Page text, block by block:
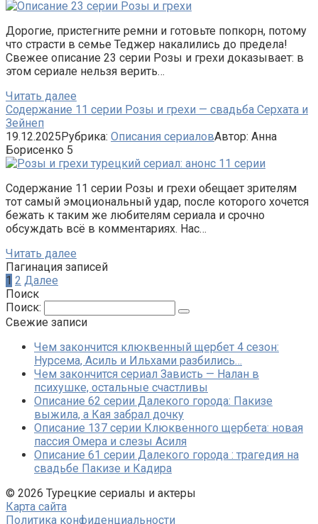
Дорогие, пристегните ремни и готовьте попкорн, потому
что страсти в семье Теджер накалились до предела!
Свежее описание 23 серии Розы и грехи доказывает: в
этом сериале нельзя верить…
Читать далее
Содержание 11 серии Розы и грехи — свадьба Серхата и
Зейнеп
19.12.2025Рубрика: Описания сериаловАвтор: Анна
Борисенко 5
Содержание 11 серии Розы и грехи обещает зрителям
тот самый эмоциональный удар, после которого хочется
бежать к таким же любителям сериала и срочно
обсуждать всё в комментариях. Нас…
Читать далее
Пагинация записей
1 2 Далее
Поиск
Поиск:
Свежие записи
Чем закончится клюквенный щербет 4 сезон:
Нурсема, Асиль и Ильхами разбились…
Чем закончится сериал Зависть — Налан в
психушке, остальные счастливы
Описание 62 серии Далекого города: Пакизе
выжила, а Кая забрал дочку
Описание 137 серии Клюквенного щербета: новая
пассия Омера и слезы Асиля
Описание 61 серии Далекого города : трагедия на
свадьбе Пакизе и Кадира
© 2026 Турецкие сериалы и актеры
Карта сайта
Политика конфиденциальности